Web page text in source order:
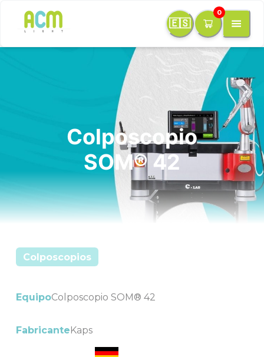
🇪🇸
0
Colposcopio
SOM® 42
Colposcopios
EquipoColposcopio SOM® 42
FabricanteKaps